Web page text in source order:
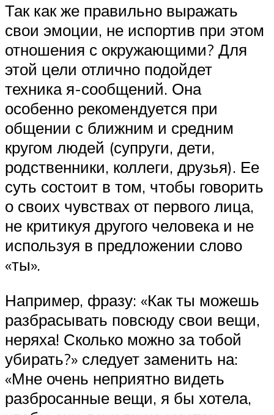
Так как же правильно выражать
свои эмоции, не испортив при этом
отношения с окружающими? Для
этой цели отлично подойдет
техника я-сообщений. Она
особенно рекомендуется при
общении с ближним и средним
кругом людей (супруги, дети,
родственники, коллеги, друзья). Ее
суть состоит в том, чтобы говорить
о своих чувствах от первого лица,
не критикуя другого человека и не
используя в предложении слово
«ты».
Например, фразу: «Как ты можешь
разбрасывать повсюду свои вещи,
неряха! Сколько можно за тобой
убирать?» следует заменить на:
«Мне очень неприятно видеть
разбросанные вещи, я бы хотела,